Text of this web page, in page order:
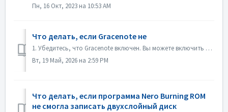
Пн, 16 Окт, 2023 на 10:53 AM
Что делать, если Gracenote не
1. Убедитесь, что Gracenote включен. Вы можете включить его в меню «Файл->Настройки->База данных», установив флажок «Включить доступ к онлайн-базе дан...
Вт, 19 Май, 2026 на 2:59 PM
Что делать, если программа Nero Burning ROM
не смогла записать двухслойный диск